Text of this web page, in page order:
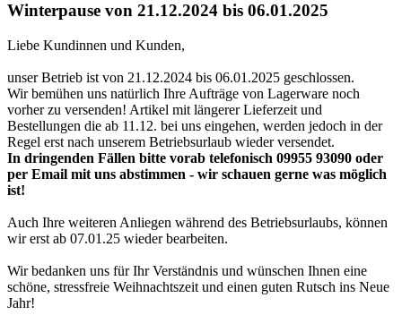
Winterpause von 21.12.2024 bis 06.01.2025
Liebe Kundinnen und Kunden,
unser Betrieb ist von 21.12.2024 bis 06.01.2025 geschlossen.
Wir bemühen uns natürlich Ihre Aufträge von Lagerware noch
vorher zu versenden! Artikel mit längerer Lieferzeit und
Bestellungen die ab 11.12. bei uns eingehen, werden jedoch in der
Regel erst nach unserem Betriebsurlaub wieder versendet.
In dringenden Fällen bitte vorab telefonisch 09955 93090 oder
per Email mit uns abstimmen - wir schauen gerne was möglich
ist!
Auch Ihre weiteren Anliegen während des Betriebsurlaubs, können
wir erst ab 07.01.25 wieder bearbeiten.
Wir bedanken uns für Ihr Verständnis und wünschen Ihnen eine
schöne, stressfreie Weihnachtszeit und einen guten Rutsch ins Neue
Jahr!